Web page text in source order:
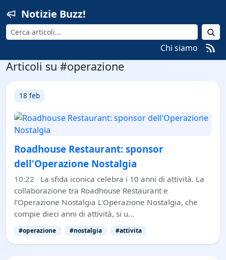
Notizie Buzz!
Cerca
Chi siamo
Articoli su #operazione
18 feb
Roadhouse Restaurant: sponsor
dell'Operazione Nostalgia
10:22 · La sfida iconica celebra i 10 anni di attività. La
collaborazione tra Roadhouse Restaurant e
l’Operazione Nostalgia L'Operazione Nostalgia, che
compie dieci anni di attività, si u…
#operazione #nostalgia #attivita